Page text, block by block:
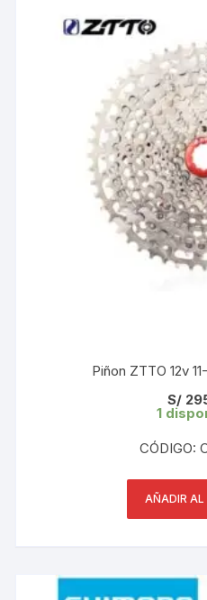
Piñon ZTTO 12v
S/
1
CÓDIGO:
AÑADIR AL